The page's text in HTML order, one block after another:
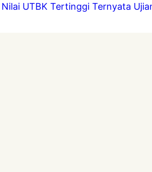
UTBK Tertinggi Ternyata